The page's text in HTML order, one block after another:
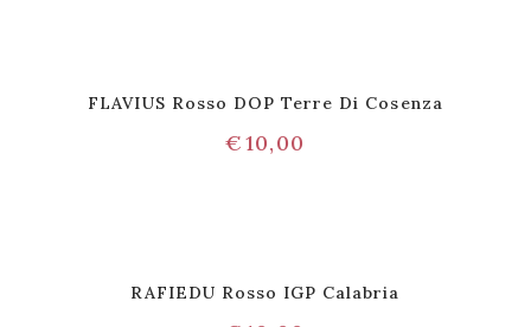
FLAVIUS Rosso DOP Terre Di Cosenza
€10,00
RAFIEDU Rosso IGP Calabria